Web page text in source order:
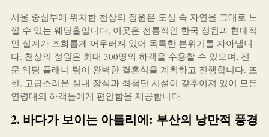
서울 중심부에 위치한 천상의 정원은 도심 속 자연을 그대로 느
낄 수 있는 웨딩홀입니다. 이곳은 전통적인 한국 정원과 현대적
인 설계가 조화롭게 어우러져 있어 독특한 분위기를 자아냅니
다. 천상의 정원은 최대 300명의 하객을 수용할 수 있으며, 전
문 웨딩 플래너 팀이 완벽한 결혼식을 계획하고 진행합니다. 또
한, 고급스러운 실내 장식과 최첨단 시설이 갖추어져 있어 모든
연령대의 하객들에게 편안함을 제공합니다.
2. 바다가 보이는 아틀리에: 부산의 낭만적 풍경